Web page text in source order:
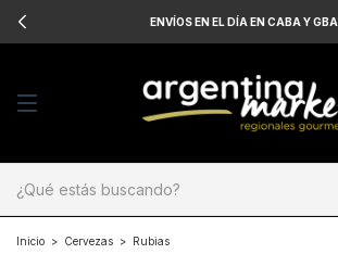
ENVÍOS EN EL DÍA EN CABA Y GBA
Inicio > Cervezas > Rubias